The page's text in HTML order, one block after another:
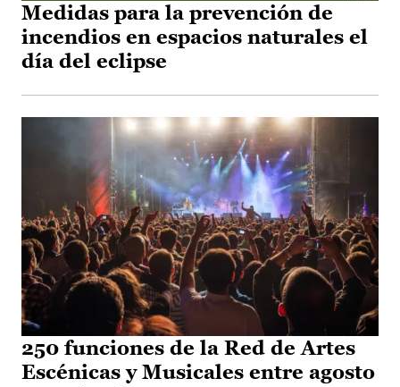
Medidas para la prevención de
incendios en espacios naturales el
día del eclipse
250 funciones de la Red de Artes
Escénicas y Musicales entre agosto